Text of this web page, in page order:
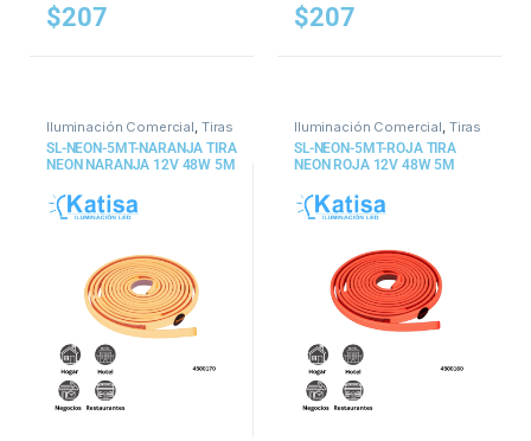
$207 $207
Iluminación Comercial Tiras
y Mangueras
SL-NEON-5MT-NARANJA TIRA
NEON NARANJA 12V 48W 5M
Iluminación Comercial Tiras
y Mangueras
SL-NEON-5MT-ROJA TIRA
NEON ROJA 12V 48W 5M